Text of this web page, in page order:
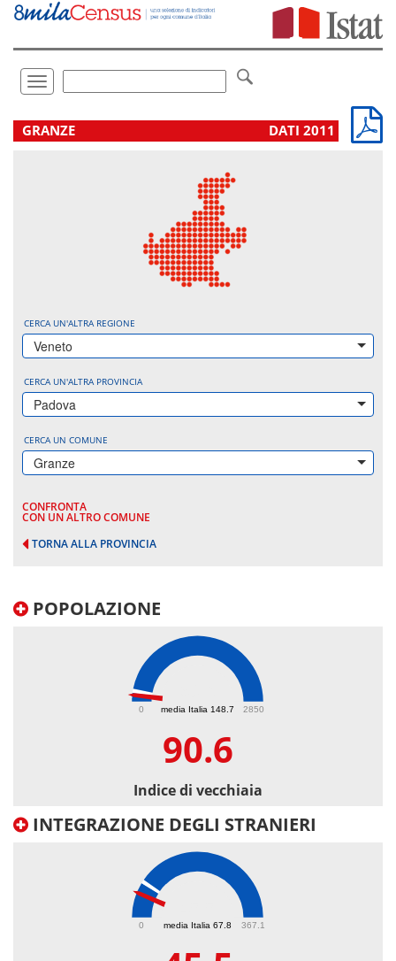
Vai
direttamente
Toggle
navigation
.
GRANZE DATI 2011
CERCA UN'ALTRA REGIONE
Veneto
CERCA UN'ALTRA PROVINCIA
Padova
CERCA UN COMUNE
Granze
CONFRONTA
CON UN ALTRO COMUNE
TORNA ALLA PROVINCIA
POPOLAZIONE
media Italia 148.7
0 2850
90.6
Indice di vecchiaia
INTEGRAZIONE DEGLI STRANIERI
media Italia 67.8
0 367.1